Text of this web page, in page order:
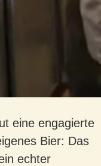
eine engagierte
Bier: Das
echter